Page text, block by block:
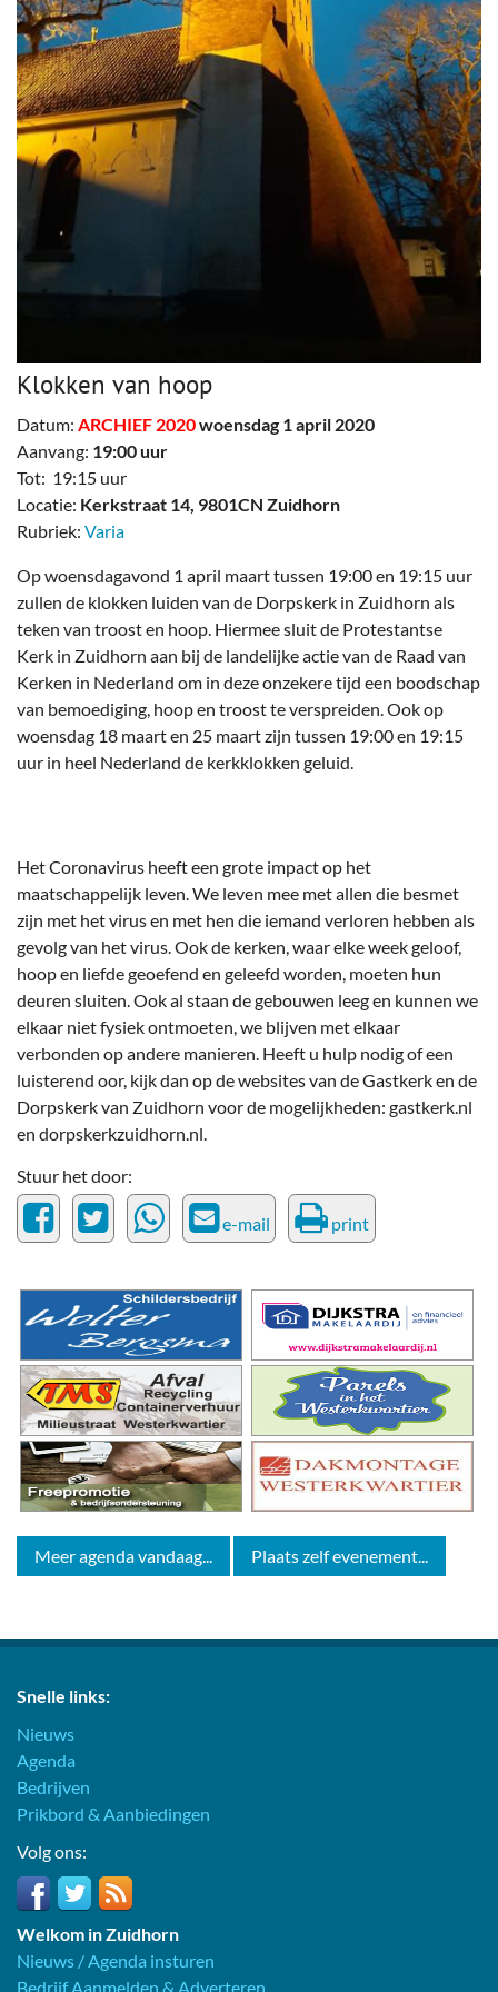
Klokken van hoop
Datum: ARCHIEF 2020woensdag 1 april 2020
Aanvang: 19:00 uur
Tot: 19:15 uur
Locatie: Kerkstraat 14, 9801CN Zuidhorn
Rubriek: Varia
Op woensdagavond 1 april maart tussen 19:00 en 19:15 uur
zullen de klokken luiden van de Dorpskerk in Zuidhorn als
teken van troost en hoop. Hiermee sluit de Protestantse
Kerk in Zuidhorn aan bij de landelijke actie van de Raad van
Kerken in Nederland om in deze onzekere tijd een boodschap
van bemoediging, hoop en troost te verspreiden. Ook op
woensdag 18 maart en 25 maart zijn tussen 19:00 en 19:15
uur in heel Nederland de kerkklokken geluid.
Het Coronavirus heeft een grote impact op het
maatschappelijk leven. We leven mee met allen die besmet
zijn met het virus en met hen die iemand verloren hebben als
gevolg van het virus. Ook de kerken, waar elke week geloof,
hoop en liefde geoefend en geleefd worden, moeten hun
deuren sluiten. Ook al staan de gebouwen leeg en kunnen we
elkaar niet fysiek ontmoeten, we blijven met elkaar
verbonden op andere manieren. Heeft u hulp nodig of een
luisterend oor, kijk dan op de websites van de Gastkerk en de
Dorpskerk van Zuidhorn voor de mogelijkheden: gastkerk.nl
en dorpskerkzuidhorn.nl.
Stuur het door:
e-mail print
Meer agenda vandaag... Plaats zelf evenement...
Snelle links:
Nieuws
Agenda
Bedrijven
Prikbord & Aanbiedingen
Volg ons:
Welkom in Zuidhorn
Nieuws / Agenda insturen
Bedrijf Aanmelden & Adverteren